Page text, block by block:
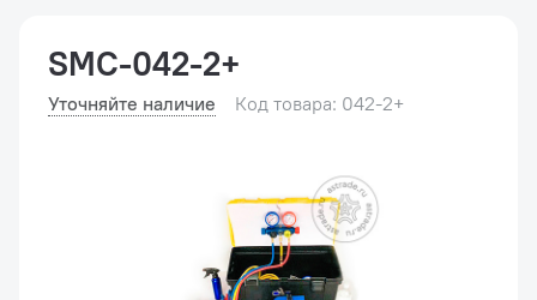
SMC-042-2+
Уточняйте наличие Код товара: 042-2+